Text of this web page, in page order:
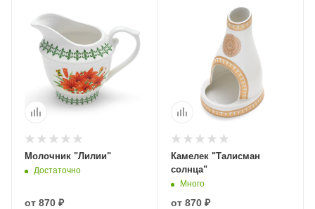
Молочник "Лилии"
Достаточно
от 870 ₽
Камелек "Талисман
солнца"
Много
от 870 ₽